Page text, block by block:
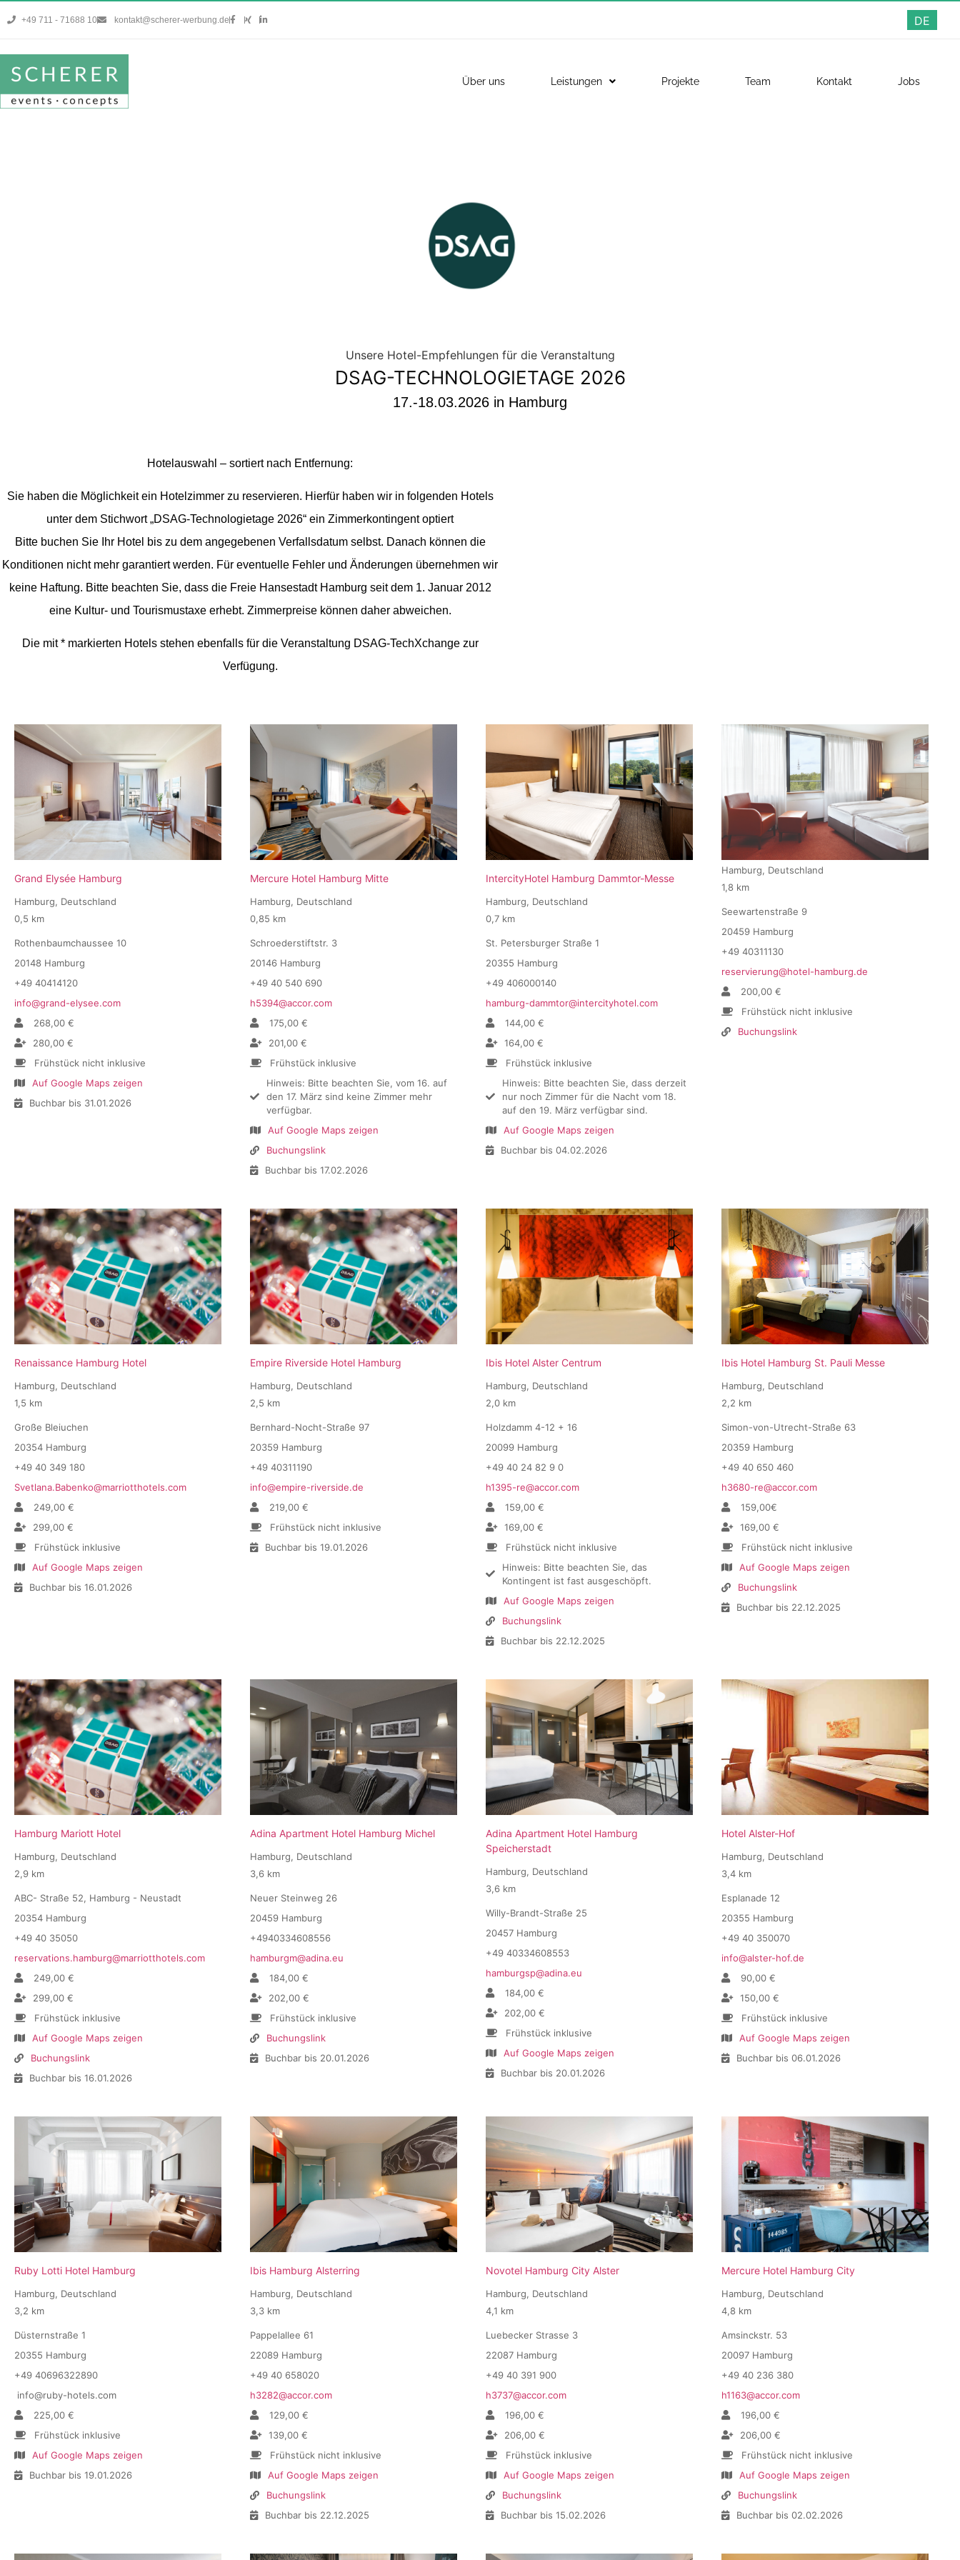
+49 711 - 71688 10 kontakt@scherer-werbung.de DE
Über uns Leistungen Projekte Team Kontakt Jobs
DSAG-TECHNOLOGIETAGE 2026
17.-18.03.2026 in Hamburg
Hotelauswahl – sortiert nach Entfernung:
Sie haben die Möglichkeit ein Hotelzimmer zu reservieren. Hierfür haben wir in folgenden Hotels
unter dem Stichwort „DSAG-Technologietage 2026“ ein Zimmerkontingent optiert
Bitte buchen Sie Ihr Hotel bis zu dem angegebenen Verfallsdatum selbst. Danach können die
Konditionen nicht mehr garantiert werden. Für eventuelle Fehler und Änderungen übernehmen wir
keine Haftung. Bitte beachten Sie, dass die Freie Hansestadt Hamburg seit dem 1. Januar 2012
eine Kultur- und Tourismustaxe erhebt. Zimmerpreise können daher abweichen.
Die mit * markierten Hotels stehen ebenfalls für die Veranstaltung DSAG-TechXchange zur
Verfügung.
Grand Elysée Hamburg
Hamburg, Deutschland
0,5 km
Rothenbaumchaussee 10
20148 Hamburg
+49 40414120
info@grand-elysee.com
268,00 €
280,00 €
Frühstück nicht inklusive
Auf Google Maps zeigen
Buchbar bis 31.01.2026
Mercure Hotel Hamburg Mitte
Hamburg, Deutschland
0,85 km
Schroederstiftstr. 3
20146 Hamburg
+49 40 540 690
h5394@accor.com
175,00 €
201,00 €
Frühstück inklusive
Hinweis: Bitte beachten Sie, vom 16. auf
den 17. März sind keine Zimmer mehr
verfügbar.
Auf Google Maps zeigen
Buchungslink
Buchbar bis 17.02.2026
IntercityHotel Hamburg Dammtor-Messe
Hamburg, Deutschland
0,7 km
St. Petersburger Straße 1
20355 Hamburg
+49 406000140
hamburg-dammtor@intercityhotel.com
144,00 €
164,00 €
Frühstück inklusive
Hinweis: Bitte beachten Sie, dass derzeit
nur noch Zimmer für die Nacht vom 18.
auf den 19. März verfügbar sind.
Auf Google Maps zeigen
Buchbar bis 04.02.2026
Hamburg, Deutschland
1,8 km
Seewartenstraße 9
20459 Hamburg
+49 40311130
reservierung@hotel-hamburg.de
200,00 €
Frühstück nicht inklusive
Buchungslink
Renaissance Hamburg Hotel
Hamburg, Deutschland
1,5 km
Große Bleiuchen
20354 Hamburg
+49 40 349 180
Svetlana.Babenko@marriotthotels.com
249,00 €
299,00 €
Frühstück inklusive
Auf Google Maps zeigen
Buchbar bis 16.01.2026
Empire Riverside Hotel Hamburg
Hamburg, Deutschland
2,5 km
Bernhard-Nocht-Straße 97
20359 Hamburg
+49 40311190
info@empire-riverside.de
219,00 €
Frühstück nicht inklusive
Buchbar bis 19.01.2026
Ibis Hotel Alster Centrum
Hamburg, Deutschland
2,0 km
Holzdamm 4-12 + 16
20099 Hamburg
+49 40 24 82 9 0
h1395-re@accor.com
159,00 €
169,00 €
Frühstück nicht inklusive
Hinweis: Bitte beachten Sie, das
Kontingent ist fast ausgeschöpft.
Auf Google Maps zeigen
Buchungslink
Buchbar bis 22.12.2025
Ibis Hotel Hamburg St. Pauli Messe
Hamburg, Deutschland
2,2 km
Simon-von-Utrecht-Straße 63
20359 Hamburg
+49 40 650 460
h3680-re@accor.com
159,00€
169,00 €
Frühstück nicht inklusive
Auf Google Maps zeigen
Buchungslink
Buchbar bis 22.12.2025
Hamburg Mariott Hotel
Hamburg, Deutschland
2,9 km
ABC- Straße 52, Hamburg - Neustadt
20354 Hamburg
+49 40 35050
reservations.hamburg@marriotthotels.com
249,00 €
299,00 €
Frühstück inklusive
Auf Google Maps zeigen
Buchungslink
Buchbar bis 16.01.2026
Adina Apartment Hotel Hamburg Michel
Hamburg, Deutschland
3,6 km
Neuer Steinweg 26
20459 Hamburg
+4940334608556
hamburgm@adina.eu
184,00 €
202,00 €
Frühstück inklusive
Buchungslink
Buchbar bis 20.01.2026
Adina Apartment Hotel Hamburg
Speicherstadt
Hamburg, Deutschland
3,6 km
Willy-Brandt-Straße 25
20457 Hamburg
+49 40334608553
hamburgsp@adina.eu
184,00 €
202,00 €
Frühstück inklusive
Auf Google Maps zeigen
Buchbar bis 20.01.2026
Hotel Alster-Hof
Hamburg, Deutschland
3,4 km
Esplanade 12
20355 Hamburg
+49 40 350070
info@alster-hof.de
90,00 €
150,00 €
Frühstück inklusive
Auf Google Maps zeigen
Buchbar bis 06.01.2026
Ruby Lotti Hotel Hamburg
Hamburg, Deutschland
3,2 km
Düsternstraße 1
20355 Hamburg
+49 40696322890
info@ruby-hotels.com
225,00 €
Frühstück inklusive
Auf Google Maps zeigen
Buchbar bis 19.01.2026
Ibis Hamburg Alsterring
Hamburg, Deutschland
3,3 km
Pappelallee 61
22089 Hamburg
+49 40 658020
h3282@accor.com
129,00 €
139,00 €
Frühstück nicht inklusive
Auf Google Maps zeigen
Buchungslink
Buchbar bis 22.12.2025
Novotel Hamburg City Alster
Hamburg, Deutschland
4,1 km
Luebecker Strasse 3
22087 Hamburg
+49 40 391 900
h3737@accor.com
196,00 €
206,00 €
Frühstück inklusive
Auf Google Maps zeigen
Buchungslink
Buchbar bis 15.02.2026
Mercure Hotel Hamburg City
Hamburg, Deutschland
4,8 km
Amsinckstr. 53
20097 Hamburg
+49 40 236 380
h1163@accor.com
196,00 €
206,00 €
Frühstück nicht inklusive
Auf Google Maps zeigen
Buchungslink
Buchbar bis 02.02.2026